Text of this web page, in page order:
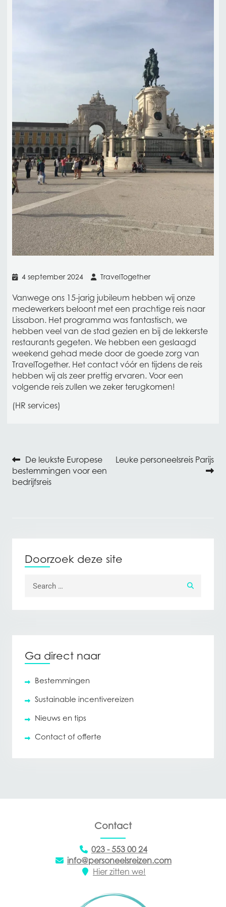
4 september 2024 TravelTogether
Vanwege ons 15-jarig jubileum hebben wij onze
medewerkers beloont met een prachtige reis naar
Lissabon. Het programma was fantastisch, we
hebben veel van de stad gezien en bij de lekkerste
restaurants gegeten. We hebben een geslaagd
weekend gehad mede door de goede zorg van
TravelTogether. Het contact vóór en tijdens de reis
hebben wij als zeer prettig ervaren. Voor een
volgende reis zullen we zeker terugkomen!
(HR services)
Bericht navigatie
De leukste Europese
bestemmingen voor een
bedrijfsreis
Leuke personeelsreis Parijs
Doorzoek deze site
Ga direct naar
Bestemmingen
Sustainable incentivereizen
Nieuws en tips
Contact of offerte
Contact
023 - 553 00 24
info@personeelsreizen.com
Hier zitten we!